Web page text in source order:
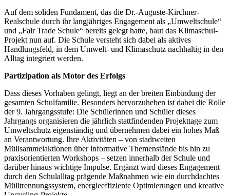
Auf dem soliden Fundament, das die Dr.-Auguste-Kirchner-
Realschule durch ihr langjähriges Engagement als „Umweltschule“
und „Fair Trade Schule“ bereits gelegt hatte, baut das Klimaschul-
Projekt nun auf. Die Schule versteht sich dabei als aktives
Handlungsfeld, in dem Umwelt- und Klimaschutz nachhaltig in den
Alltag integriert werden.
Partizipation als Motor des Erfolgs
Dass dieses Vorhaben gelingt, liegt an der breiten Einbindung der
gesamten Schulfamilie. Besonders hervorzuheben ist dabei die Rolle
der 9. Jahrgangsstufe: Die Schülerinnen und Schüler dieses
Jahrgangs organisieren die jährlich stattfindenden Projekttage zum
Umweltschutz eigenständig und übernehmen dabei ein hohes Maß
an Verantwortung. Ihre Aktivitäten – von stadtweiten
Müllsammelaktionen über informative Themenstände bis hin zu
praxisorientierten Workshops – setzen innerhalb der Schule und
darüber hinaus wichtige Impulse. Ergänzt wird dieses Engagement
durch den Schulalltag prägende Maßnahmen wie ein durchdachtes
Mülltrennungssystem, energieeffiziente Optimierungen und kreative